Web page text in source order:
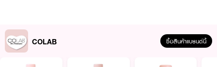
● ปราศจากส่วนผสมจากสัตว์ (Vegan-Friendly)
● ใช้ง่ายแม้ไม่มีเวลา ไม่ต้องใช้น้ำ
COLAB ซื้อสินค้าแบรนด์นี้